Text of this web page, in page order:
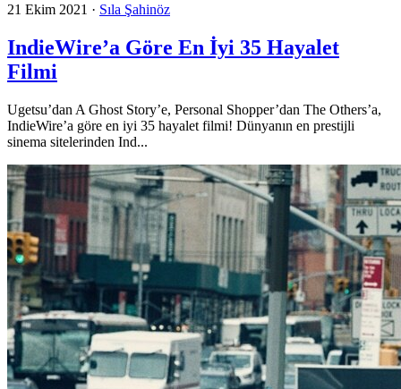
21 Ekim 2021 · Sıla Şahinöz
IndieWire’a Göre En İyi 35 Hayalet
Filmi
Ugetsu’dan A Ghost Story’e, Personal Shopper’dan The Others’a,
IndieWire’a göre en iyi 35 hayalet filmi! Dünyanın en prestijli
sinema sitelerinden Ind...